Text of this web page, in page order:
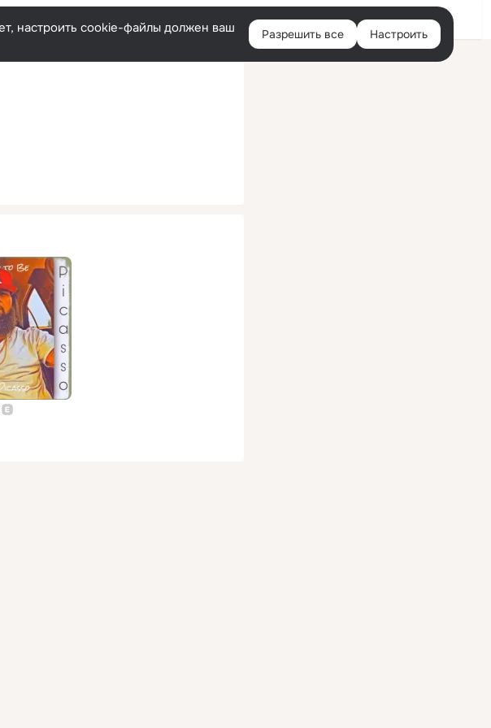
Русский Войти
настроить cookie-файлы должен ваш
Разрешить все Настроить